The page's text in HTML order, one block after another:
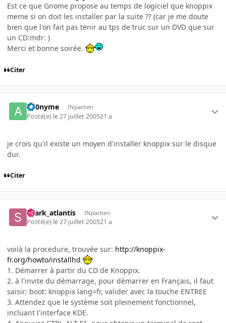
Est ce que Gnome propose au temps de logiciel que knoppix
meme si on doit les installer par la suite ?? (car je me doute
bien que l'on fait pas tenir au tps de truc sur un DVD que sur
un CD:mdr: )
Merci et bonne soirée.
Citer
an0nyme INpactien
Posté(e) le 27 juillet 200521 a
je crois qu'il existe un moyen d'installer knoppix sur le disque
dur.
Citer
shark_atlantis INpactien
Posté(e) le 27 juillet 200521 a
voilà la procedure, trouvée sur: http://knoppix-
fr.org/howto/installhd
1. Démarrer à partir du CD de Knoppix.
2. à l'invite du démarrage, pour démarrer en Français, il faut
saisir: boot: knoppix lang=fr, valider avec la touche ENTREE
3. Attendez que le système soit pleinement fonctionnel,
incluant l'interface KDE.